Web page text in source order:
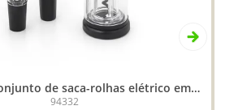
de saca-rolhas elétrico em
alumínio e acessórios
94332